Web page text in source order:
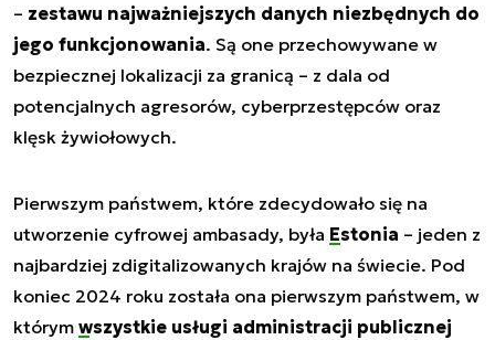
– zestawu najważniejszych danych niezbędnych do
jego funkcjonowania. Są one przechowywane w
bezpiecznej lokalizacji za granicą – z dala od
potencjalnych agresorów, cyberprzestępców oraz
klęsk żywiołowych.
Pierwszym państwem, które zdecydowało się na
utworzenie cyfrowej ambasady, była Estonia – jeden z
najbardziej zdigitalizowanych krajów na świecie. Pod
koniec 2024 roku została ona pierwszym państwem, w
którym wszystkie usługi administracji publicznej